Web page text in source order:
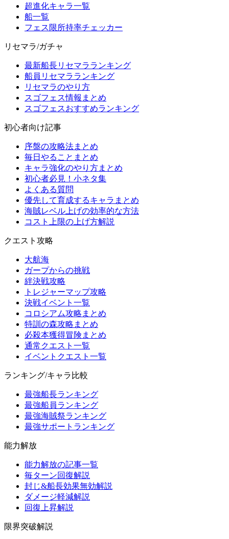
超進化キャラ一覧
船一覧
フェス限所持率チェッカー
リセマラ/ガチャ
最新船長リセマラランキング
船員リセマラランキング
リセマラのやり方
スゴフェス情報まとめ
スゴフェスおすすめランキング
初心者向け記事
序盤の攻略法まとめ
毎日やることまとめ
キャラ強化のやり方まとめ
初心者必見！小ネタ集
よくある質問
優先して育成するキャラまとめ
海賊レベル上げの効率的な方法
コスト上限の上げ方解説
クエスト攻略
大航海
ガープからの挑戦
絆決戦攻略
トレジャーマップ攻略
決戦イベント一覧
コロシアム攻略まとめ
特訓の森攻略まとめ
必殺本獲得冒険まとめ
通常クエスト一覧
イベントクエスト一覧
ランキング/キャラ比較
最強船長ランキング
最強船員ランキング
最強海賊祭ランキング
最強サポートランキング
能力解放
能力解放の記事一覧
毎ターン回復解説
封じ&船長効果無効解説
ダメージ軽減解説
回復上昇解説
限界突破解説